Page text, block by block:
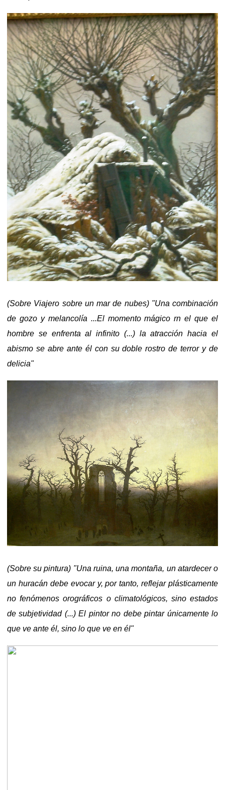
(Sobre Viajero sobre un mar de nubes) "Una combinación
de gozo y melancolía ...El momento mágico rn el que el
hombre se enfrenta al infinito (...) la atracción hacia el
abismo se abre ante él con su doble rostro de terror y de
delicia"
(Sobre su pintura) "Una ruina, una montaña, un atardecer o
un huracán debe evocar y, por tanto, reflejar plásticamente
no fenómenos orográficos o climatológicos, sino estados
de subjetividad (...) El pintor no debe pintar únicamente lo
que ve ante él, sino lo que ve en él"